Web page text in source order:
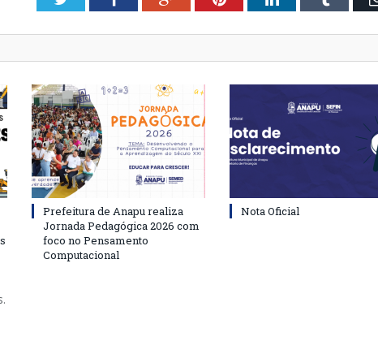
Prefeitura de Anapu realiza
Jornada Pedagógica 2026 com
foco no Pensamento
Computacional
Nota Oficial